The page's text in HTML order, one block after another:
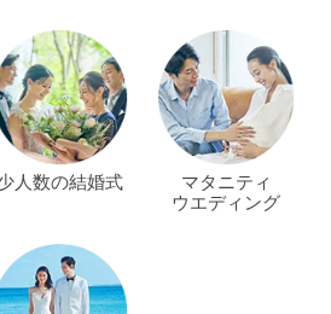
人数の結婚式
マタニティ
ウエディング